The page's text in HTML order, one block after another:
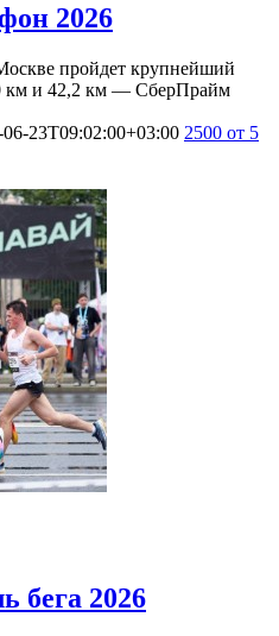
2026
пройдет крупнейший
км и 42,2 км — СберПрайм
06-23T09:02:00+03:00 2500 от 5
бега 2026